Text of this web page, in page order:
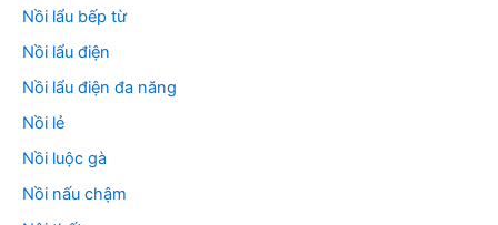
Nồi lẩu bếp từ
Nồi lẩu điện
Nồi lẩu điện đa năng
Nồi lẻ
Nồi luộc gà
Nồi nấu chậm